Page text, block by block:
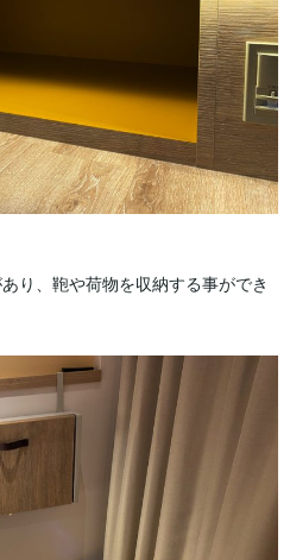
り、鞄や荷物を収納する事ができ